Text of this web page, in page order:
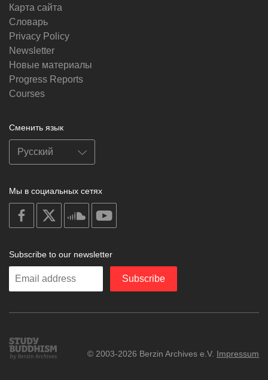
Карта сайта
Словарь
Privacy Policy
Newsletter
Новые материалы
Progress Reports
Courses
Сменить язык
Мы в социальных сетях
on
facebook
soundcloud
Subscribe to our newsletter
Enter
Subscribe
Study
Buddhism
© 2003-2026 Berzin Archives e.V. Impressum